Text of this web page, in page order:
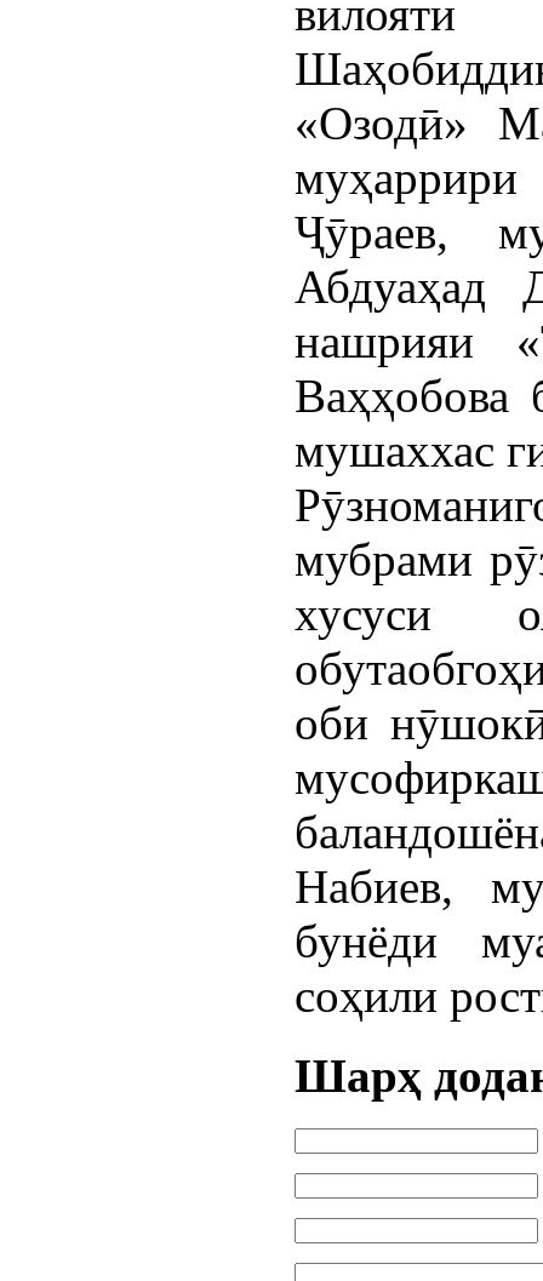
«Озодӣ»
Ҷӯраев,
Абдуаҳад
нашрияи
Ваҳҳобова
мушаххас
мубрами
хусуси
оби
Набиев,
бунёди
соҳили
Шарҳ